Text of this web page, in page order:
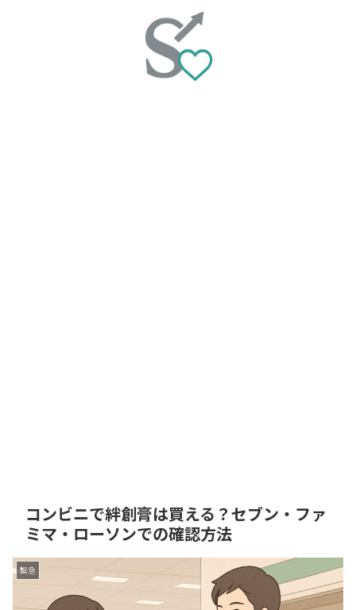
コンビニで絆創膏は買える？セブン・ファ
ミマ・ローソンでの確認方法
緊急